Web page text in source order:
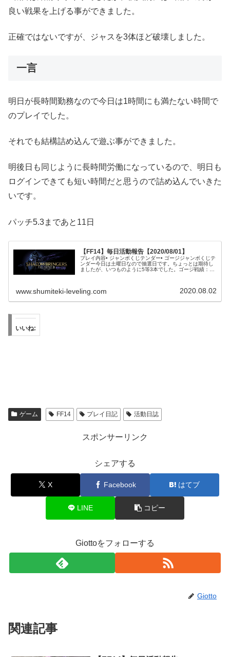
良い戦果を上げる事ができました。
正確ではないですが、ジャスを3体ほど破壊しました。
一言
明日が長時間勤務なので今日は1時間にも満たない時間で
のプレイでした。
それでも結構詰め込んで遊ぶ事ができました。
明後日も同じように長時間労働になっているので、明日も
ログインできても短い時間だと思うので詰め込んでいきた
いです。
パッチ5.3まであと11日
【FF14】毎日活動報告【2020/08/01】
プレイ内容• ジャンボくじテンダー• ゴージジャンボくじテ
ンダー今日は土曜日なので抽選日です。ちょっとは期待し
ましたが、いつものように5等3本でした。ゴージ戦績：2
www.shumiteki-leveling.com 2020.08.02
いいね:
ゲーム FF14 プレイ日記 活動日誌
スポンサーリンク
シェアする
X Facebook はてブ
LINE コピー
Giottoをフォローする
Giotto
関連記事